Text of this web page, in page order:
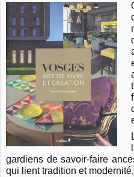
gardiens de savoir-faire
qui lient tradition et